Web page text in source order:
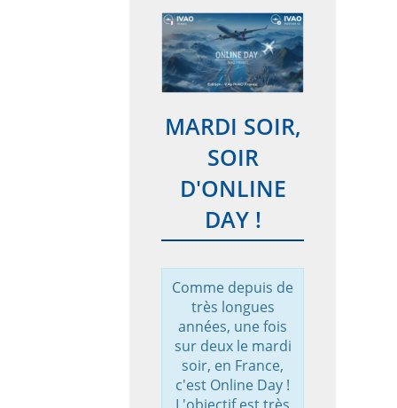
MARDI SOIR,
SOIR
D'ONLINE
DAY !
Comme depuis de
très longues
années, une fois
sur deux le mardi
soir, en France,
c'est Online Day !
L'objectif est très